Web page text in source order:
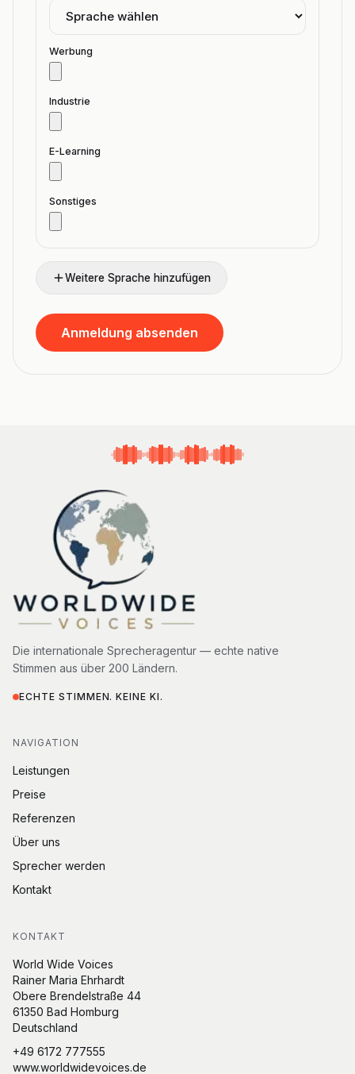
Werbung
Industrie
E-Learning
Sonstiges
Weitere Sprache hinzufügen
Anmeldung absenden
Die internationale Sprecheragentur — echte native
Stimmen aus über 200 Ländern.
ECHTE STIMMEN. KEINE KI.
NAVIGATION
Leistungen
Preise
Referenzen
Über uns
Sprecher werden
Kontakt
KONTAKT
World Wide Voices
Rainer Maria Ehrhardt
Obere Brendelstraße 44
61350 Bad Homburg
Deutschland
+49 6172 777555
www.worldwidevoices.de